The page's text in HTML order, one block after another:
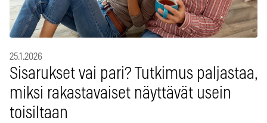
25.1.2026
Sisarukset vai pari? Tutkimus paljastaa,
miksi rakastavaiset näyttävät usein
toisiltaan